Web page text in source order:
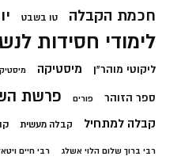
חכמת הקבלה טו בשבט
לימודי חסידות
ליקוטי מוהר"ן מיסטיקה
ספר הזוהר פורים פרשת
קבלה למתחיל קבלה מעשית
רבי ברוך שלום הלוי אשלג רבי חיים